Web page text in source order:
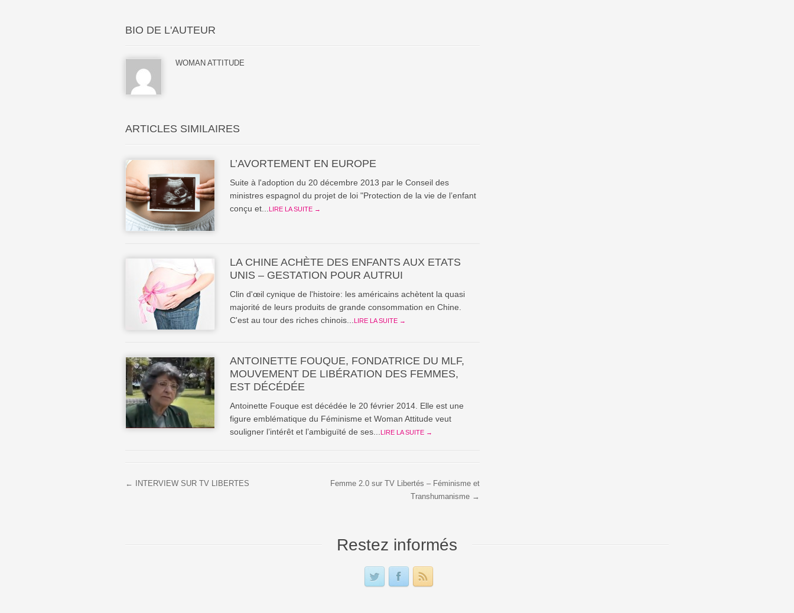
BIO DE L'AUTEUR
WOMAN ATTITUDE
ARTICLES SIMILAIRES
L’AVORTEMENT EN EUROPE
Suite à l'adoption du 20 décembre 2013 par le Conseil des
ministres espagnol du projet de loi "Protection de la vie de l’enfant
conçu et...
LIRE LA SUITE →
LA CHINE ACHÈTE DES ENFANTS AUX ETATS
UNIS – GESTATION POUR AUTRUI
Clin d'œil cynique de l'histoire: les américains achètent la quasi
majorité de leurs produits de grande consommation en Chine.
C'est au tour des riches chinois...
LIRE LA SUITE →
ANTOINETTE FOUQUE, FONDATRICE DU MLF,
MOUVEMENT DE LIBÉRATION DES FEMMES,
EST DÉCÉDÉE
Antoinette Fouque est décédée le 20 février 2014. Elle est une
figure emblématique du Féminisme et Woman Attitude veut
souligner l’intérêt et l’ambiguïté de ses...
LIRE LA SUITE →
← INTERVIEW SUR TV LIBERTES
Femme 2.0 sur TV Libertés – Féminisme et
Transhumanisme →
Restez informés